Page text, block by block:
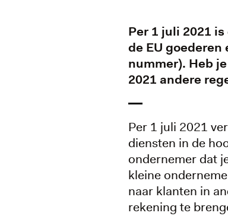
Per 1 juli 2021
de EU
nummer). Heb
2021 andere
Per 1 juli 2021
diensten in de
ondernemer dat
kleine
naar klanten in
rekening te